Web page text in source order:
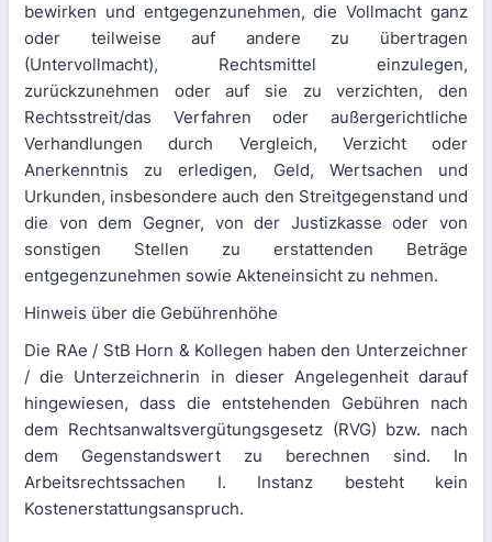
bewirken und entgegenzunehmen, die Vollmacht ganz
oder teilweise auf andere zu übertragen
(Untervollmacht), Rechtsmittel einzulegen,
zurückzunehmen oder auf sie zu verzichten, den
Rechtsstreit/das Verfahren oder außergerichtliche
Verhandlungen durch Vergleich, Verzicht oder
Anerkenntnis zu erledigen, Geld, Wertsachen und
Urkunden, insbesondere auch den Streitgegenstand und
die von dem Gegner, von der Justizkasse oder von
sonstigen Stellen zu erstattenden Beträge
entgegenzunehmen sowie Akteneinsicht zu nehmen.
Hinweis über die Gebührenhöhe
Die RAe / StB Horn & Kollegen haben den Unterzeichner
/ die Unterzeichnerin in dieser Angelegenheit darauf
hingewiesen, dass die entstehenden Gebühren nach
dem Rechtsanwaltsvergütungsgesetz (RVG) bzw. nach
dem Gegenstandswert zu berechnen sind. In
Arbeitsrechtssachen I. Instanz besteht kein
Kostenerstattungsanspruch.